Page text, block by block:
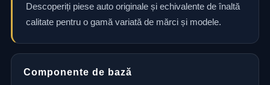
Descoperiți piese auto originale și echivalente de înaltă
calitate pentru o gamă variată de mărci și modele.
Componente de bază